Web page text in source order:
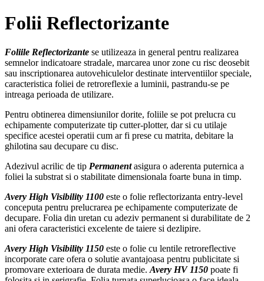
Folii Reflectorizante
Foliile Reflectorizante se utilizeaza in general pentru realizarea
semnelor indicatoare stradale, marcarea unor zone cu risc deosebit
sau inscriptionarea autovehiculelor destinate interventiilor speciale,
caracteristica foliei de retroreflexie a luminii, pastrandu-se pe
intreaga perioada de utilizare.
Pentru obtinerea dimensiunilor dorite, foliile se pot prelucra cu
echipamente computerizate tip cutter-plotter, dar si cu utilaje
specifice acestei operatii cum ar fi prese cu matrita, debitare la
ghilotina sau decupare cu disc.
Adezivul acrilic de tip Permanentasigura o aderenta puternica a
foliei la substrat si o stabilitate dimensionala foarte buna in timp.
Avery High Visibility 1100 este o folie reflectorizanta entry-level
conceputa pentru prelucrarea pe echipamente computerizate de
decupare. Folia din uretan cu adeziv permanent si durabilitate de 2
ani ofera caracteristici excelente de taiere si dezlipire.
Avery High Visibility 1150 este o folie cu lentile retroreflective
incorporate care ofera o solutie avantajoasa pentru publicitate si
promovare exterioara de durata medie. Avery HV 1150 poate fi